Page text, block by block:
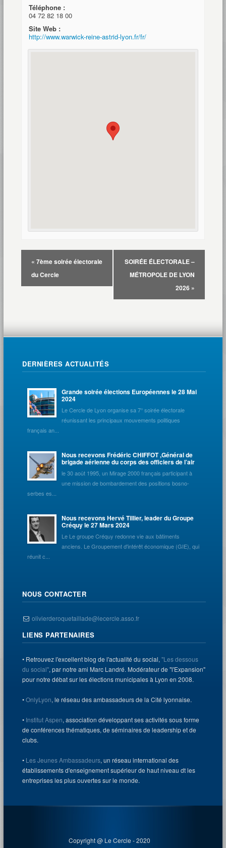
Téléphone :
04 72 82 18 00
Site Web :
http://www.warwick-reine-astrid-lyon.fr/fr/
« 7ème soirée électorale
du Cercle
SOIRÉE ÉLECTORALE –
MÉTROPOLE DE LYON
2026 »
DERNIÈRES ACTUALITÉS
Grande soirée élections Européennes le 28 Mai
2024
Le Cercle de Lyon organise sa 7° soirée électorale
réunissant les principaux mouvements politiques
français an...
Nous recevons Frédéric CHIFFOT ,Général de
brigade aérienne du corps des officiers de l’air
le 30 août 1995, un Mirage 2000 français participant à
une mission de bombardement des positions bosno-
serbes es...
Nous recevons Hervé Tillier, leader du Groupe
Créquy le 27 Mars 2024
Le Le groupe Créquy redonne vie aux bâtiments
anciens. Le Groupement d'intérêt économique (GIE), qui
réunit c...
NOUS CONTACTER
olivierderoquetaillade@lecercle.asso.fr
LIENS PARTENAIRES
• Retrouvez l'excellent blog de l'actualité du social,"Les dessous
du social", par notre ami Marc Landré. Modérateur de "l'Expansion"
pour notre débat sur les élections municipales à Lyon en 2008.
•OnlyLyon, le réseau des ambassadeurs de la Cité lyonnaise.
• Institut Aspen, association développant ses activités sous forme
de conférences thématiques, de séminaires de leadership et de
clubs.
• Les Jeunes Ambassadeurs, un réseau international des
établissements d'enseignement supérieur de haut niveau dt les
entreprises les plus ouvertes sur le monde.
Copyright @ Le Cercle - 2020